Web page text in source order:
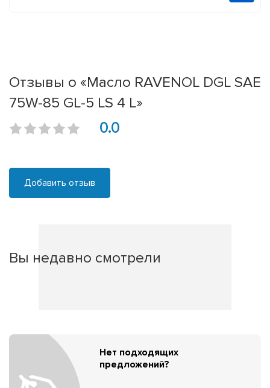
Отзывы о «Масло RAVENOL DGL SAE
75W-85 GL-5 LS 4 L»
0.0
Добавить отзыв
Вы недавно смотрели
Нет подходящих
предложений?